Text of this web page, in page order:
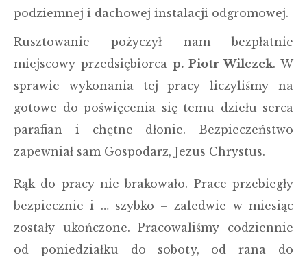
podziemnej i dachowej instalacji odgromowej.
Rusztowanie pożyczył nam bezpłatnie
miejscowy przedsiębiorca p. Piotr Wilczek. W
sprawie wykonania tej pracy liczyliśmy na
gotowe do poświęcenia się temu dziełu serca
parafian i chętne dłonie. Bezpieczeństwo
zapewniał sam Gospodarz, Jezus Chrystus.
Rąk do pracy nie brakowało. Prace przebiegły
bezpiecznie i … szybko – zaledwie w miesiąc
zostały ukończone. Pracowaliśmy codziennie
od poniedziałku do soboty, od rana do